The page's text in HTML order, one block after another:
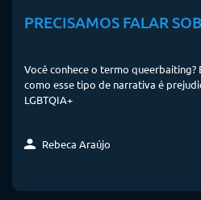
PRECISAMOS FALAR
Você conhece o termo queerbaiting?
como esse tipo de narrativa é
LGBTQIA+
Rebeca Araújo